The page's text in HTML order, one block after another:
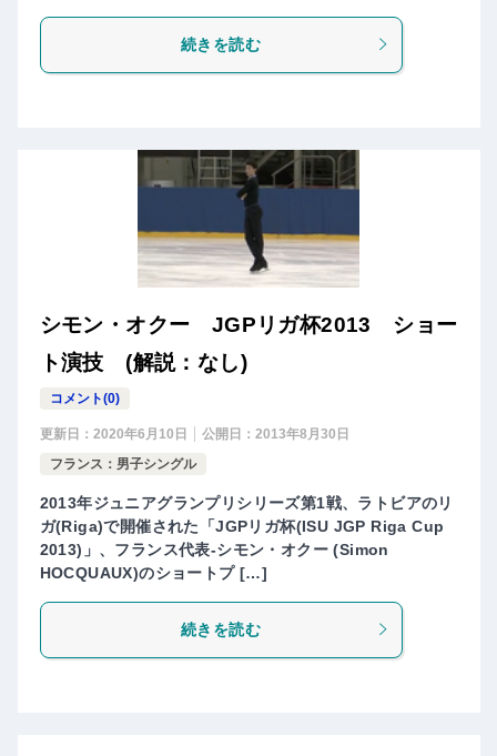
続きを読む
シモン・オクー JGPリガ杯2013 ショー
ト演技 (解説：なし)
コメント(0)
更新日： 2020年6月10日 公開日： 2013年8月30日
フランス：男子シングル
2013年ジュニアグランプリシリーズ第1戦、ラトビアのリ
ガ(Riga)で開催された「JGPリガ杯(ISU JGP Riga Cup
2013)」、フランス代表-シモン・オクー (Simon
HOCQUAUX)のショートプ […]
続きを読む